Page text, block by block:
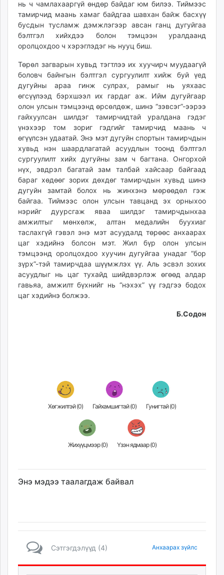
нь ч чамлахааргүй өндөр байдаг юм билээ. Тиймээс
тамирчид маань хамаг байдгаа шавхан байж басхүү
бусдын тусламж дэмжлэгээр авсан ганц дугуйгаа
бэлтгэл хийхдээ болон тэмцээн уралдаанд
оролцохдоо ч хэрэглэдэг нь нууц биш.
Төрөл загварын хувьд тэгтлээ их хуучирч муудаагүй
боловч байнгын бэлтгэл сургуулилт хийж буй үед
дугуйны араа гинж сулрах, рамыг нь уяхаас
өгсүүлээд бэрхшээл их гардаг аж. Ийм дугуйгаар
олон улсын тэмцээнд өрсөлдөж, шинэ “зэвсэг”-ээрээ
гайхуулсан шилдэг тамирчидтай уралдана гэдэг
үнэхээр том зориг гэдгийг тамирчид маань ч
өгүүлсэн удаатай. Энэ мэт дугуйн спортын тамирчдын
хувьд нэн шаардлагатай асуудлын тоонд бэлтгэл
сургуулилт хийх дугуйны зам ч багтана. Онгорхой
нүх, эвдрэл багатай зам талбай хайсаар байгаад
бараг хөдөөг зорих дөхдөг тамирчдын хувьд шинэ
дугуйн замтай болох нь жинхэнэ мөрөөдөл гэж
байгаа. Тиймээс олон улсын тавцанд эх орныхоо
нэрийг дуурсгаж яваа шилдэг тамирчдынхаа
амжилтыг мөнхөлж, алтан медалийн буухиаг
таслахгүй гэвэл энэ мэт асуудалд төрөөс анхаарах
цаг хэдийнэ болсон мэт. Жил бүр олон улсын
тэмцээнд оролцохдоо хуучин дугуйгаа унадаг “бор
зүрх”-тэй тамирчдаа шүүмжлэх үү. Аль эсвэл зохих
асуудлыг нь цаг тухайд шийдвэрлэж өгөөд алдар
гавьяа, амжилт бүхнийг нь “нэхэх” үү гэдгээ бодох
цаг хэдийнэ болжээ.
Б.Содон
Хөгжилтэй (0) Гайхамшигтай (0) Гунигтай (0)
Жихүүцмээр (0) Үзэн ядмаар (0)
Энэ мэдээ таалагдаж байвал
Сэтгэгдэлүүд (4) Анхаарах зүйлс